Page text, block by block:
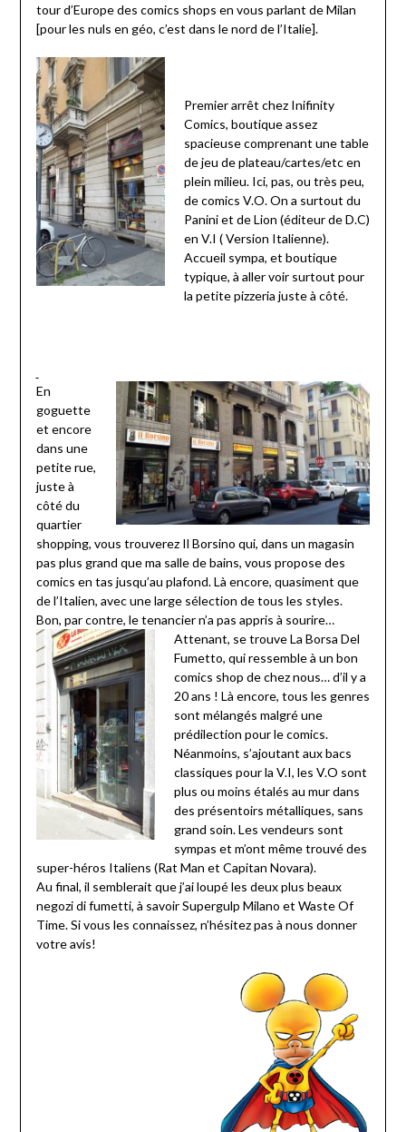
tour d’Europe des comics shops en vous parlant de Milan
[pour les nuls en géo, c’est dans le nord de l’Italie].
Premier arrêt chez Inifinity
Comics, boutique assez
spacieuse comprenant une table
de jeu de plateau/cartes/etc en
plein milieu. Ici, pas, ou très peu,
de comics V.O. On a surtout du
Panini et de Lion (éditeur de D.C)
en V.I ( Version Italienne).
Accueil sympa, et boutique
typique, à aller voir surtout pour
la petite pizzeria juste à côté.
En
goguette
et encore
dans une
petite rue,
juste à
côté du
quartier
shopping, vous trouverez Il Borsino qui, dans un magasin
pas plus grand que ma salle de bains, vous propose des
comics en tas jusqu’au plafond. Là encore, quasiment que
de l’Italien, avec une large sélection de tous les styles.
Bon, par contre, le tenancier n’a pas appris à sourire…
Attenant, se trouve La Borsa Del
Fumetto, qui ressemble à un bon
comics shop de chez nous… d’il y a
20 ans ! Là encore, tous les genres
sont mélangés malgré une
prédilection pour le comics.
Néanmoins, s’ajoutant aux bacs
classiques pour la V.I, les V.O sont
plus ou moins étalés au mur dans
des présentoirs métalliques, sans
grand soin. Les vendeurs sont
sympas et m’ont même trouvé des
super-héros Italiens (Rat Man et Capitan Novara).
Au final, il semblerait que j’ai loupé les deux plus beaux
negozi di fumetti, à savoir Supergulp Milano et Waste Of
Time. Si vous les connaissez, n’hésitez pas à nous donner
votre avis!